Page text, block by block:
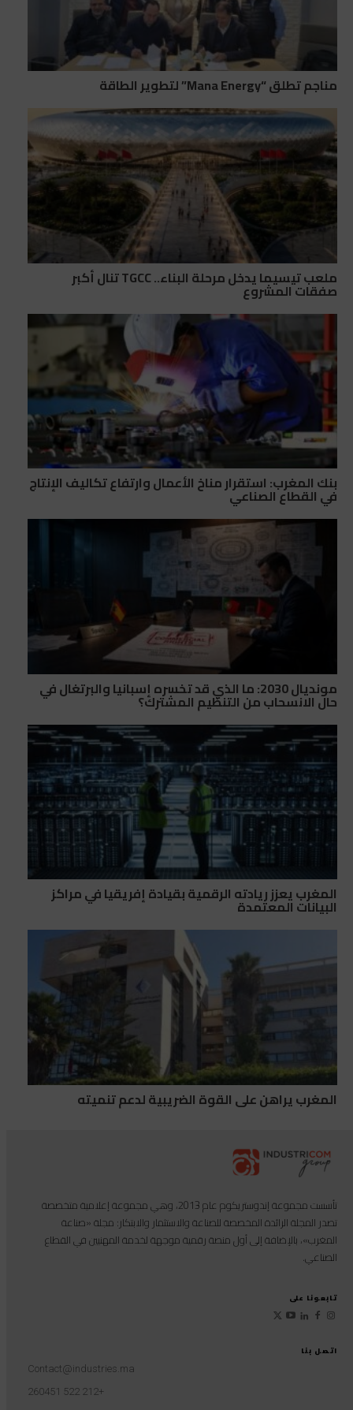
مناجم تطلق “Mana Energy” لتطوير الطاقة
ملعب تيسيما يدخل مرحلة البناء.. TGCC تنال أكبر
صفقات المشروع
بنك المغرب: استقرار مناخ الأعمال وارتفاع تكاليف الإنتاج
في القطاع الصناعي
مونديال 2030: ما الذي قد تخسره إسبانيا والبرتغال في
حال الانسحاب من التنظيم المشترك؟
المغرب يعزز ريادته الرقمية بقيادة إفريقيا في مراكز
البيانات المعتمدة
المغرب يراهن على القوة الضريبية لدعم تنميته
اتصل بنا
Contact@industries.ma
+212 522 260451
تأسست مجموعة إندوستريكوم عام 2013، وهي مجموعة إعلامية متخصصة
تصدر المجلة الرائدة المخصصة للصناعة والاستثمار والابتكار: مجلة «صناعة
المغرب»، بالإضافة إلى أول منصة رقمية موجهة لخدمة المهنيين في القطاع
الصناعي.
تابعونا على